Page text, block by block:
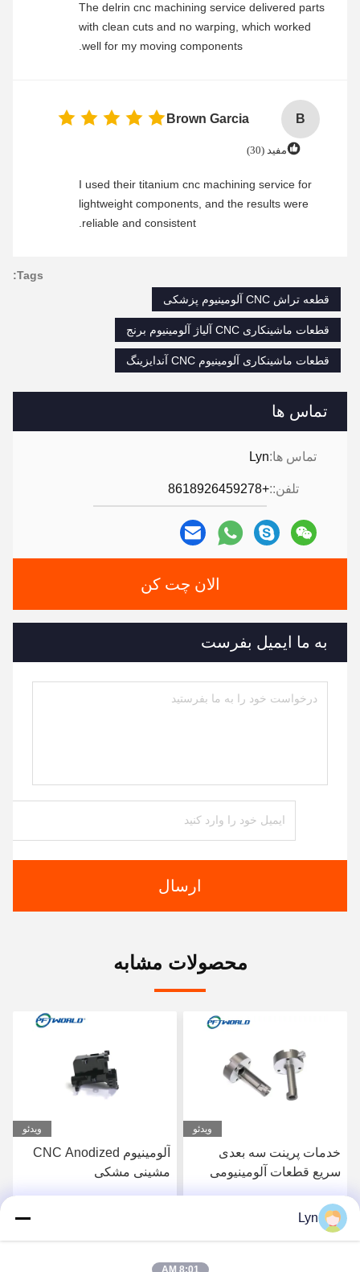
تماس ها
تماس ها:Lyn
تلفن::+8618926459278
الان چت کن
به ما ایمیل بفرست
ارسال
The delrin cnc machining service delivered parts
with clean cuts and no warping, which worked
well for my moving components.
B
Brown Garcia
مفید (30)
I used their titanium cnc machining service for
lightweight components, and the results were
reliable and consistent.
Tags:
قطعه تراش CNC آلومینیوم پزشکی
قطعات ماشینکاری CNC آلیاژ آلومینیوم برنج
قطعات ماشینکاری آلومینیوم CNC آندایزینگ
محصولات مشابه
ویدئو
خدمات پرینت سه بعدی
سریع قطعات آلومینیومی
آنودایز 6061
بهترین قیمت را دریافت
ویدئو
آلومینیوم CNC Anodized
مشینی مشکی
Lyn
8:01 AM